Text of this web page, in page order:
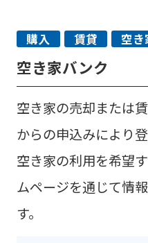
購入 賃貸 空き
空き家バンク
空き家の売却または
からの申込みにより
空き家の利用を希望
ムページを通じて情
す。